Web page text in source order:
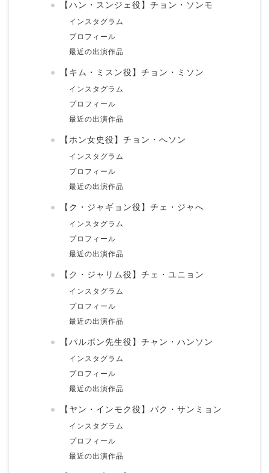
【ハン・スンジェ役】チョン・ソンモ
インスタグラム
プロフィール
最近の出演作品
【キム・ミスン役】チョン・ミソン
インスタグラム
プロフィール
最近の出演作品
【ホン女史役】チョン・へソン
インスタグラム
プロフィール
最近の出演作品
【ク・ジャギョン役】チェ・ジャへ
インスタグラム
プロフィール
最近の出演作品
【ク・ジャリム役】チェ・ユニョン
インスタグラム
プロフィール
最近の出演作品
【パルボン先生役】チャン・ハンソン
インスタグラム
プロフィール
最近の出演作品
【ヤン・インモク役】パク・サンミョン
インスタグラム
プロフィール
最近の出演作品